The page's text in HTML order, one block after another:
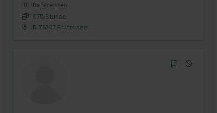
0
Referenzen
€70/Stunde
D-76297 Stutensee